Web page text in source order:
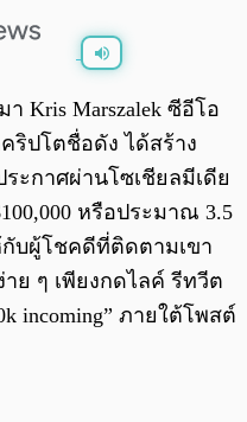
0:00
Kris Marszalek ซีอีโอ
ริปโตชื่อดัง ได้สร้าง
ะกาศผ่านโซเชียลมีเดีย
หรือประมาณ 3.5
กับผู้โชคดีที่ติดตามเขา
ย ๆ เพียงกดไลค์ รีทวีต
incoming” ภายใต้โพสต์